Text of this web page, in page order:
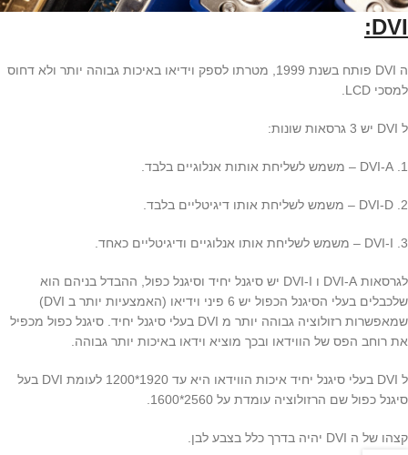
DVI:
ה DVI פותח בשנת 1999, מטרתו לספק וידיאו באיכות גבוהה יותר ולא דחוס
למסכי LCD.
ל DVI יש 3 גרסאות שונות:
1. DVI-A – משמש לשליחת אותות אנלוגיים בלבד.
2. DVI-D – משמש לשליחת אותו דיגיטליים בלבד.
3. DVI-I – משמש לשליחת אותו אנלוגיים ודיגיטליים כאחד.
לגרסאות DVI-A ו DVI-I יש סיגנל יחיד וסיגנל כפול, ההבדל בניהם הוא
שלכבלים בעלי הסיגנל הכפול יש 6 פיני וידיאו (האמצעיות יותר ב DVI)
שמאפשרות רזולוציה גבוהה יותר מ DVI בעלי סיגנל יחיד. סיגנל כפול מכפיל
את רוחב הפס של הווידאו ובכך מוציא וידאו באיכות יותר גבוהה.
ל DVI בעלי סיגנל יחיד איכות הווידאו היא עד 1920*1200 לעומת DVI בעל
סיגנל כפול שם הרזולוציה עומדת על 2560*1600.
קצהו של ה DVI יהיה בדרך כלל בצבע לבן.